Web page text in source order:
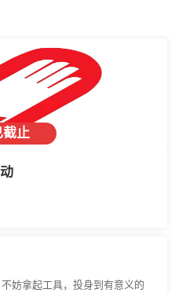
截止
妨拿起工具，投身到有意义的